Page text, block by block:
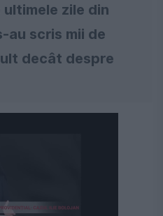
zile din
au scris mii de
decât despre